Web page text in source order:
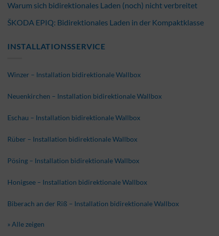
Warum sich bidirektionales Laden (noch) nicht verbreitet
ŠKODA EPIQ: Bidirektionales Laden in der Kompaktklasse
INSTALLATIONSSERVICE
Winzer – Installation bidirektionale Wallbox
Neuenkirchen – Installation bidirektionale Wallbox
Eschau – Installation bidirektionale Wallbox
Rüber – Installation bidirektionale Wallbox
Pösing – Installation bidirektionale Wallbox
Honigsee – Installation bidirektionale Wallbox
Biberach an der Riß – Installation bidirektionale Wallbox
» Alle zeigen